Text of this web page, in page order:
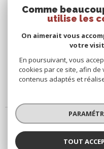
02
© 2026 | Tous droits
Comme
utilise les
On aimerait vous
votre
En poursuivant, vous
cookies par ce site, afin
contenus adaptés et
TOUT